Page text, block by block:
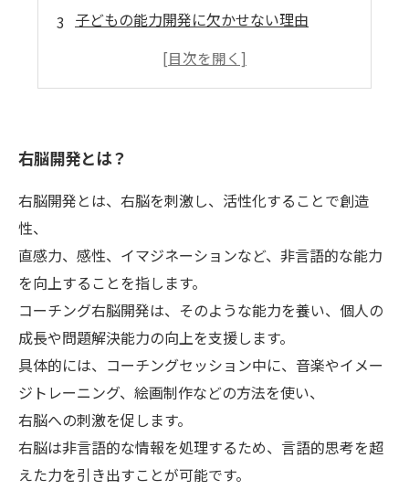
子どもの能力開発に欠かせない理由
育児教育法としての取り入れ方
右脳開発とは？
右脳開発とは、右脳を刺激し、活性化することで創造
性、
直感力、感性、イマジネーションなど、非言語的な能力
を向上することを指します。
コーチング右脳開発は、そのような能力を養い、個人の
成長や問題解決能力の向上を支援します。
具体的には、コーチングセッション中に、音楽やイメー
ジトレーニング、絵画制作などの方法を使い、
右脳への刺激を促します。
右脳は非言語的な情報を処理するため、言語的思考を超
えた力を引き出すことが可能です。